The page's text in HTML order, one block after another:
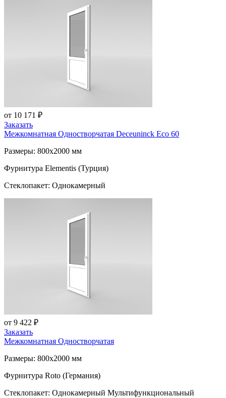
от 10 171 ₽
Заказать
Межкомнатная Одностворчатая Deceuninck Eco 60
Размеры: 800x2000 мм
Фурнитура Elementis (Турция)
Стеклопакет: Однокамерный
от 9 422 ₽
Заказать
Межкомнатная Одностворчатая
Размеры: 800x2000 мм
Фурнитура Roto (Германия)
Стеклопакет: Однокамерный Мультифункциональный